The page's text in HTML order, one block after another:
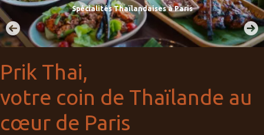
Spécialités Thaïlandaises à Paris
Prik Thai,
votre coin de Thaïlande au
cœur de Paris